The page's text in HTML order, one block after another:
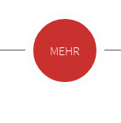
MEHR